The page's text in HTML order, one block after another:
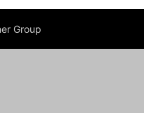
Group